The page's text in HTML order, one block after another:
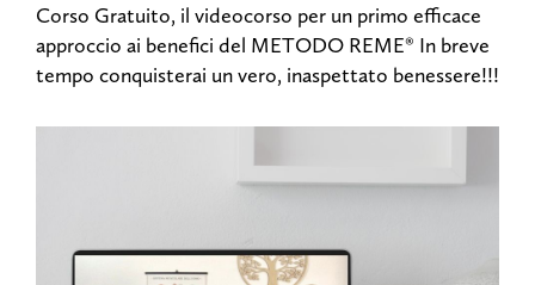
Corso Gratuito, il videocorso per un primo efficace
approccio ai benefici del METODO REME® In breve
tempo conquisterai un vero, inaspettato benessere!!!